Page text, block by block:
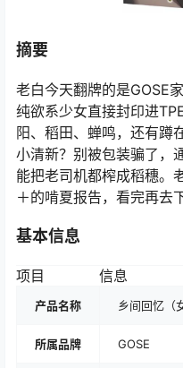
摘要
老白今天翻牌的是GOSE
纯欲系少女直接封印进
阳、稻田、蝉鸣，还有蹲
小清新？别被包装骗了，
能把老司机都榨成稻穗。
＋的啃夏报告，看完再去
基本信息
项目 信息
产品名称 乡间回忆（
所属品牌 GOSE